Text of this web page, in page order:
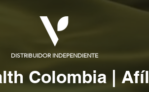
DISTRIBUIDOR INDEPENDIENTE
Colombia |